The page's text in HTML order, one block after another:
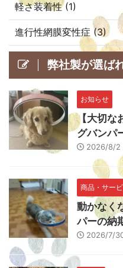
軽さ装着性 (1)
進行性網膜変性症 (3)
弊社製が選ば
お知らせ
【大切な
グバンパ
2026/8/2
商品・サー
動かなく
パーの納
2026/7/